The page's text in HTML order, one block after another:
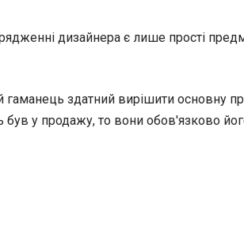
дизайнера є лише прості
здатний вирішити основну
був у продажу, то вони обов'язково